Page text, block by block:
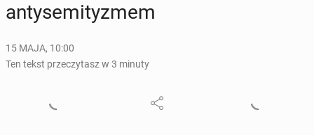
an­ty­se­mi­ty­zmem
15 MAJA, 10:00
Ten tekst przeczytasz w 3 minuty